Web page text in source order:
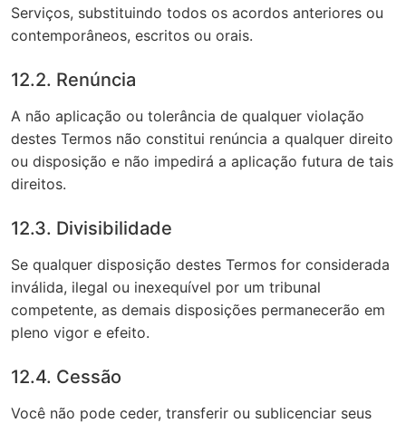
Serviços, substituindo todos os acordos anteriores ou
contemporâneos, escritos ou orais.
12.2. Renúncia
A não aplicação ou tolerância de qualquer violação
destes Termos não constitui renúncia a qualquer direito
ou disposição e não impedirá a aplicação futura de tais
direitos.
12.3. Divisibilidade
Se qualquer disposição destes Termos for considerada
inválida, ilegal ou inexequível por um tribunal
competente, as demais disposições permanecerão em
pleno vigor e efeito.
12.4. Cessão
Você não pode ceder, transferir ou sublicenciar seus